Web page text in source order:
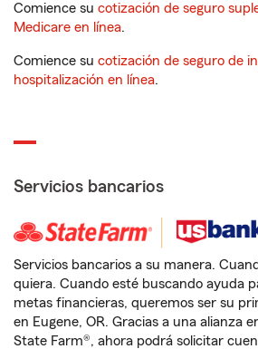
Comience su cotización de seguro
Medicare en línea.
Comience su cotización de seguro de
hospitalización en línea.
Servicios bancarios
Servicios bancarios a su manera.
quiera. Cuando esté buscando ayuda
metas financieras, queremos ser su
en Eugene, OR. Gracias a una alianza
State Farm®, ahora podrá solicitar